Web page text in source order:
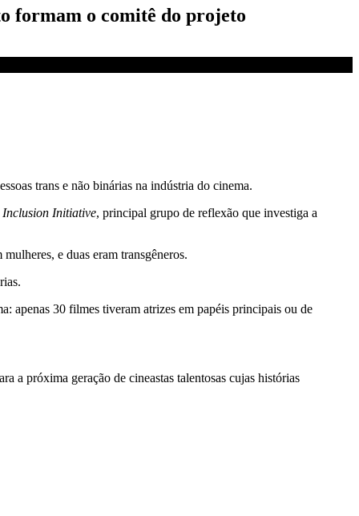
formam o comitê do projeto
trans e não binárias na indústria do cinema.
Inclusion Initiative, principal grupo de reflexão que investiga a
e duas eram transgêneros.
apenas 30 filmes tiveram atrizes em papéis principais ou de
a próxima geração de cineastas talentosas cujas histórias